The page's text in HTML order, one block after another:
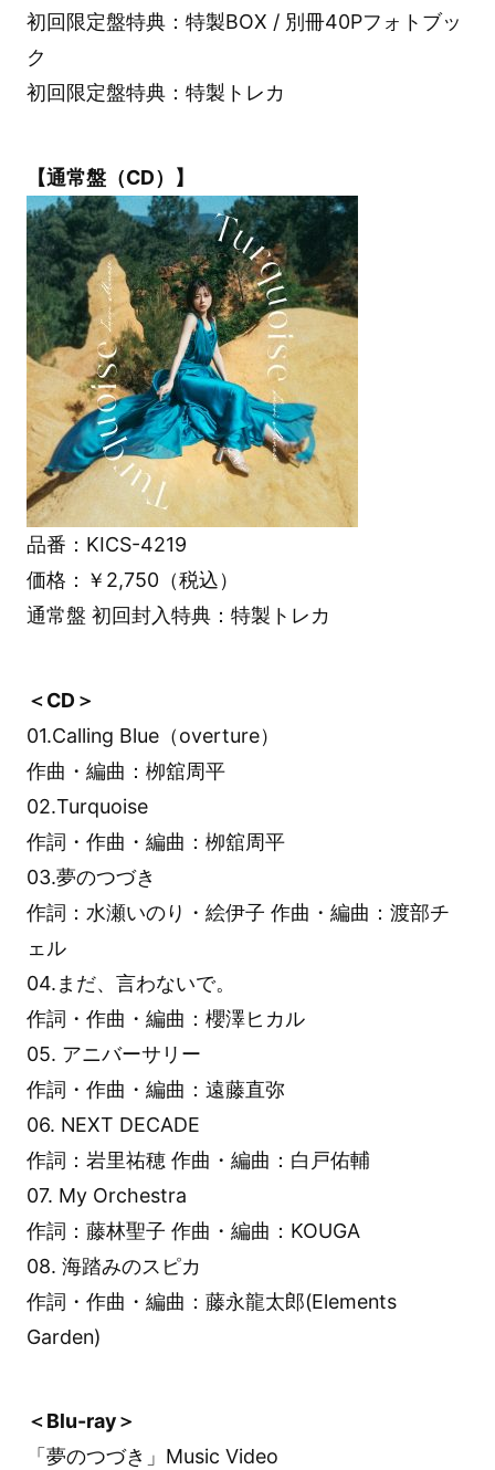
初回限定盤特典：特製BOX / 別冊40Pフォトブッ
ク
初回限定盤特典：特製トレカ
【通常盤（CD）】
品番：KICS-4219
価格：￥2,750（税込）
通常盤 初回封入特典：特製トレカ
＜CD＞
01.Calling Blue（overture）
作曲・編曲：栁舘周平
02.Turquoise
作詞・作曲・編曲：栁舘周平
03.夢のつづき
作詞：水瀬いのり・絵伊子 作曲・編曲：渡部チ
ェル
04.まだ、言わないで。
作詞・作曲・編曲：櫻澤ヒカル
05. アニバーサリー
作詞・作曲・編曲：遠藤直弥
06. NEXT DECADE
作詞：岩里祐穂 作曲・編曲：白戸佑輔
07. My Orchestra
作詞：藤林聖子 作曲・編曲：KOUGA
08. 海踏みのスピカ
作詞・作曲・編曲：藤永龍太郎(Elements
Garden)
＜Blu-ray＞
「夢のつづき」Music Video